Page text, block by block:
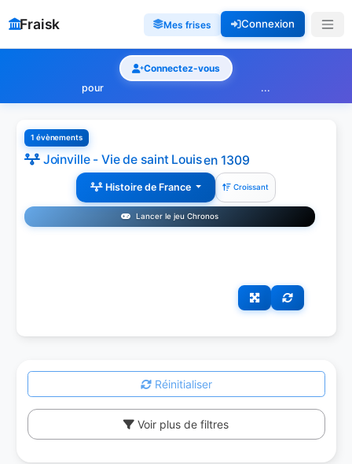
Fraisk Mes frises Connexion
Connectez-vous
pour
...
1 évènements
Joinville - Vie de saint Louisen 1309
Histoire de France Croissant
Lancer le jeu Chronos
Réinitialiser
Voir plus de filtres